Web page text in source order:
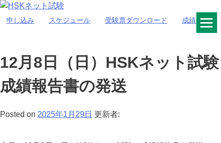
Skip
HSKネット試験
申し込み スケジュール 受験票ダウンロード 成績照会
12月8日（日）HSKネット試験
成績報告書の発送
Posted on 2025年1月29日 更新者: